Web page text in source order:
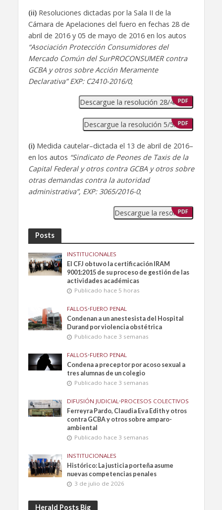
(ii)Resoluciones dictadas por la Sala II de la
Cámara de Apelaciones del fuero en fechas 28 de
abril de 2016 y 05 de mayo de 2016 en los autos
“Asociación Protección Consumidores del
Mercado Común del SurPROCONSUMER contra
GCBA y otros sobre Acción Meramente
Declarativa” EXP: C2410-2016/0;
Descargue la resolución 28/4/2016
PDF
Descargue la resolución 5/5/2016
PDF
(i)Medida cautelar–dictada el 13 de abril de 2016–
en los autos “Sindicato de Peones de Taxis de la
Capital Federal y otros contra GCBA y otros sobre
otras demandas contra la autoridad
administrativa”, EXP: 3065/2016-0;
Descargue la resolución
PDF
Posts
INSTITUCIONALES
El CFJ obtuvo la certificación IRAM
9001:2015 de su proceso de gestión de las
actividades académicas
Publicado hace 5 horas
FALLOS•FUERO PENAL
Condenan a un anestesista del Hospital
Durand por violencia obstétrica
Publicado hace 3 semanas
FALLOS•FUERO PENAL
Condena a preceptor por acoso sexual a
tres alumnas de un colegio
Publicado hace 3 semanas
DIFUSIÓN JUDICIAL•PROCESOS COLECTIVOS
Ferreyra Pardo, Claudia Eva Edith y otros
contra GCBA y otros sobre amparo-
ambiental
Publicado hace 3 semanas
INSTITUCIONALES
Histórico: La justicia porteña asume
nuevas competencias penales
3 de julio de 2026
Herald Posts Big